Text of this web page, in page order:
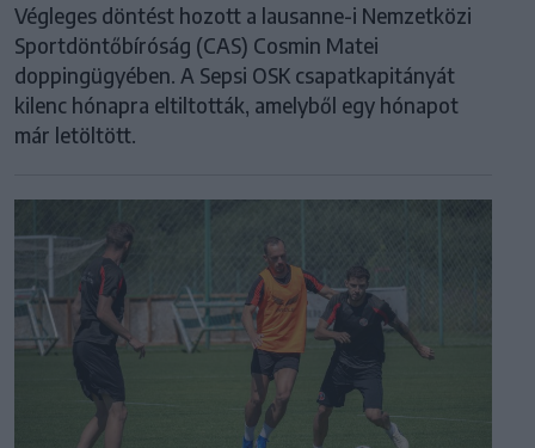
Végleges döntést hozott a lausanne-i Nemzetközi
Sportdöntőbíróság (CAS) Cosmin Matei
doppingügyében. A Sepsi OSK csapatkapitányát
kilenc hónapra eltiltották, amelyből egy hónapot
már letöltött.